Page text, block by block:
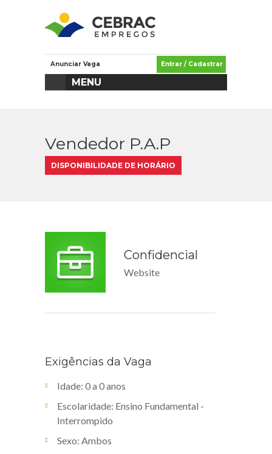
Anunciar Vaga Entrar / Cadastrar
MENU
Vendedor P.A.P
DISPONIBILIDADE DE HORÁRIO
Confidencial
Website
Exigências da Vaga
Idade: 0 a 0 anos
Escolaridade: Ensino Fundamental -
Interrompido
Sexo: Ambos